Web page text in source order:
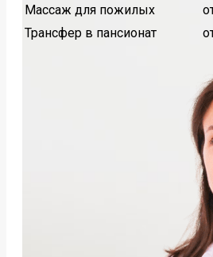
Массаж для пожилых
Трансфер в пансионат